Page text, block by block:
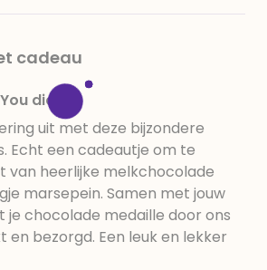
(sojalecithine), natuurlijk
E415, water,
E422, emulgator: E433,
E122, E133, E151
cadeau
did it
uit met deze bijzondere
Echt een cadeautje om te
van heerlijke melkchocolade
marsepein. Samen met jouw
chocolade medaille door ons
en bezorgd. Een leuk en lekker